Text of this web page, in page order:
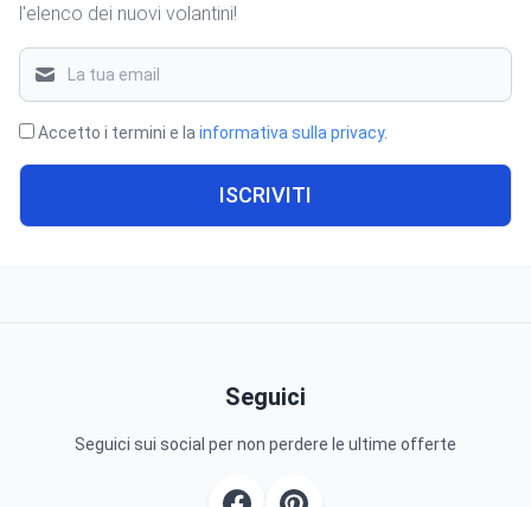
l'elenco dei nuovi volantini!
Accetto i termini e la informativa sulla privacy.
ISCRIVITI
Seguici
Seguici sui social per non perdere le ultime offerte